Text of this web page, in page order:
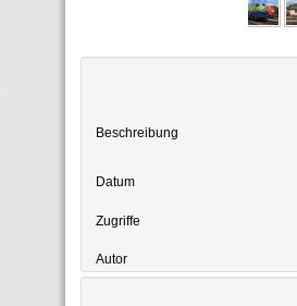
Beschreibung
Datum
Zugriffe
Autor